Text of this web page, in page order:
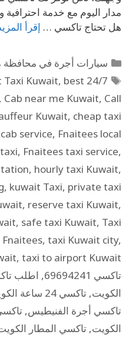
مدار اليوم مع خدمة
هل تحتاج تاكسي … إقرأ
سيارات أجرة في محافظة
24/7 taxi Fnaitees
Kuwait, best
, Cab near me Kuwait, Call
Kuwait, cheap taxi
service, Fnaitees local
, Fnaitees taxi service,
, hourly taxi Kuwait,
, kuwait Taxi, private taxi
, reserve taxi Kuwait,
, safe taxi Kuwait, Taxi
Fnaitees, taxi Kuwait city,
, taxi to airport Kuwait
تاكسي 69694241
, اطلب
الكويت, تاكسي 24 ساعة الكويت
تاكسي أجرة الفنيطيس,
الكويت, تاكسي المطار